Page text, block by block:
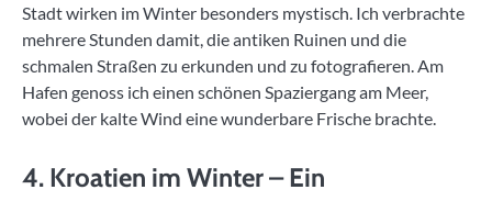
Stadt wirken im Winter besonders mystisch. Ich verbrachte
mehrere Stunden damit, die antiken Ruinen und die
schmalen Straßen zu erkunden und zu fotografieren. Am
Hafen genoss ich einen schönen Spaziergang am Meer,
wobei der kalte Wind eine wunderbare Frische brachte.
4. Kroatien im Winter – Ein